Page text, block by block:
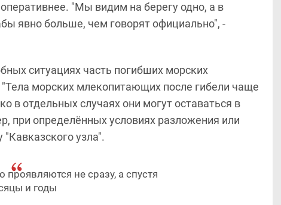
"Мы видим на берегу одно, а в
явно больше, чем говорят официально", -
ситуациях часть погибших морских
морских млекопитающих после гибели чаще
в отдельных случаях они могут оставаться в
при определённых условиях разложения или
узла".
проявляются не сразу, а спустя
и годы